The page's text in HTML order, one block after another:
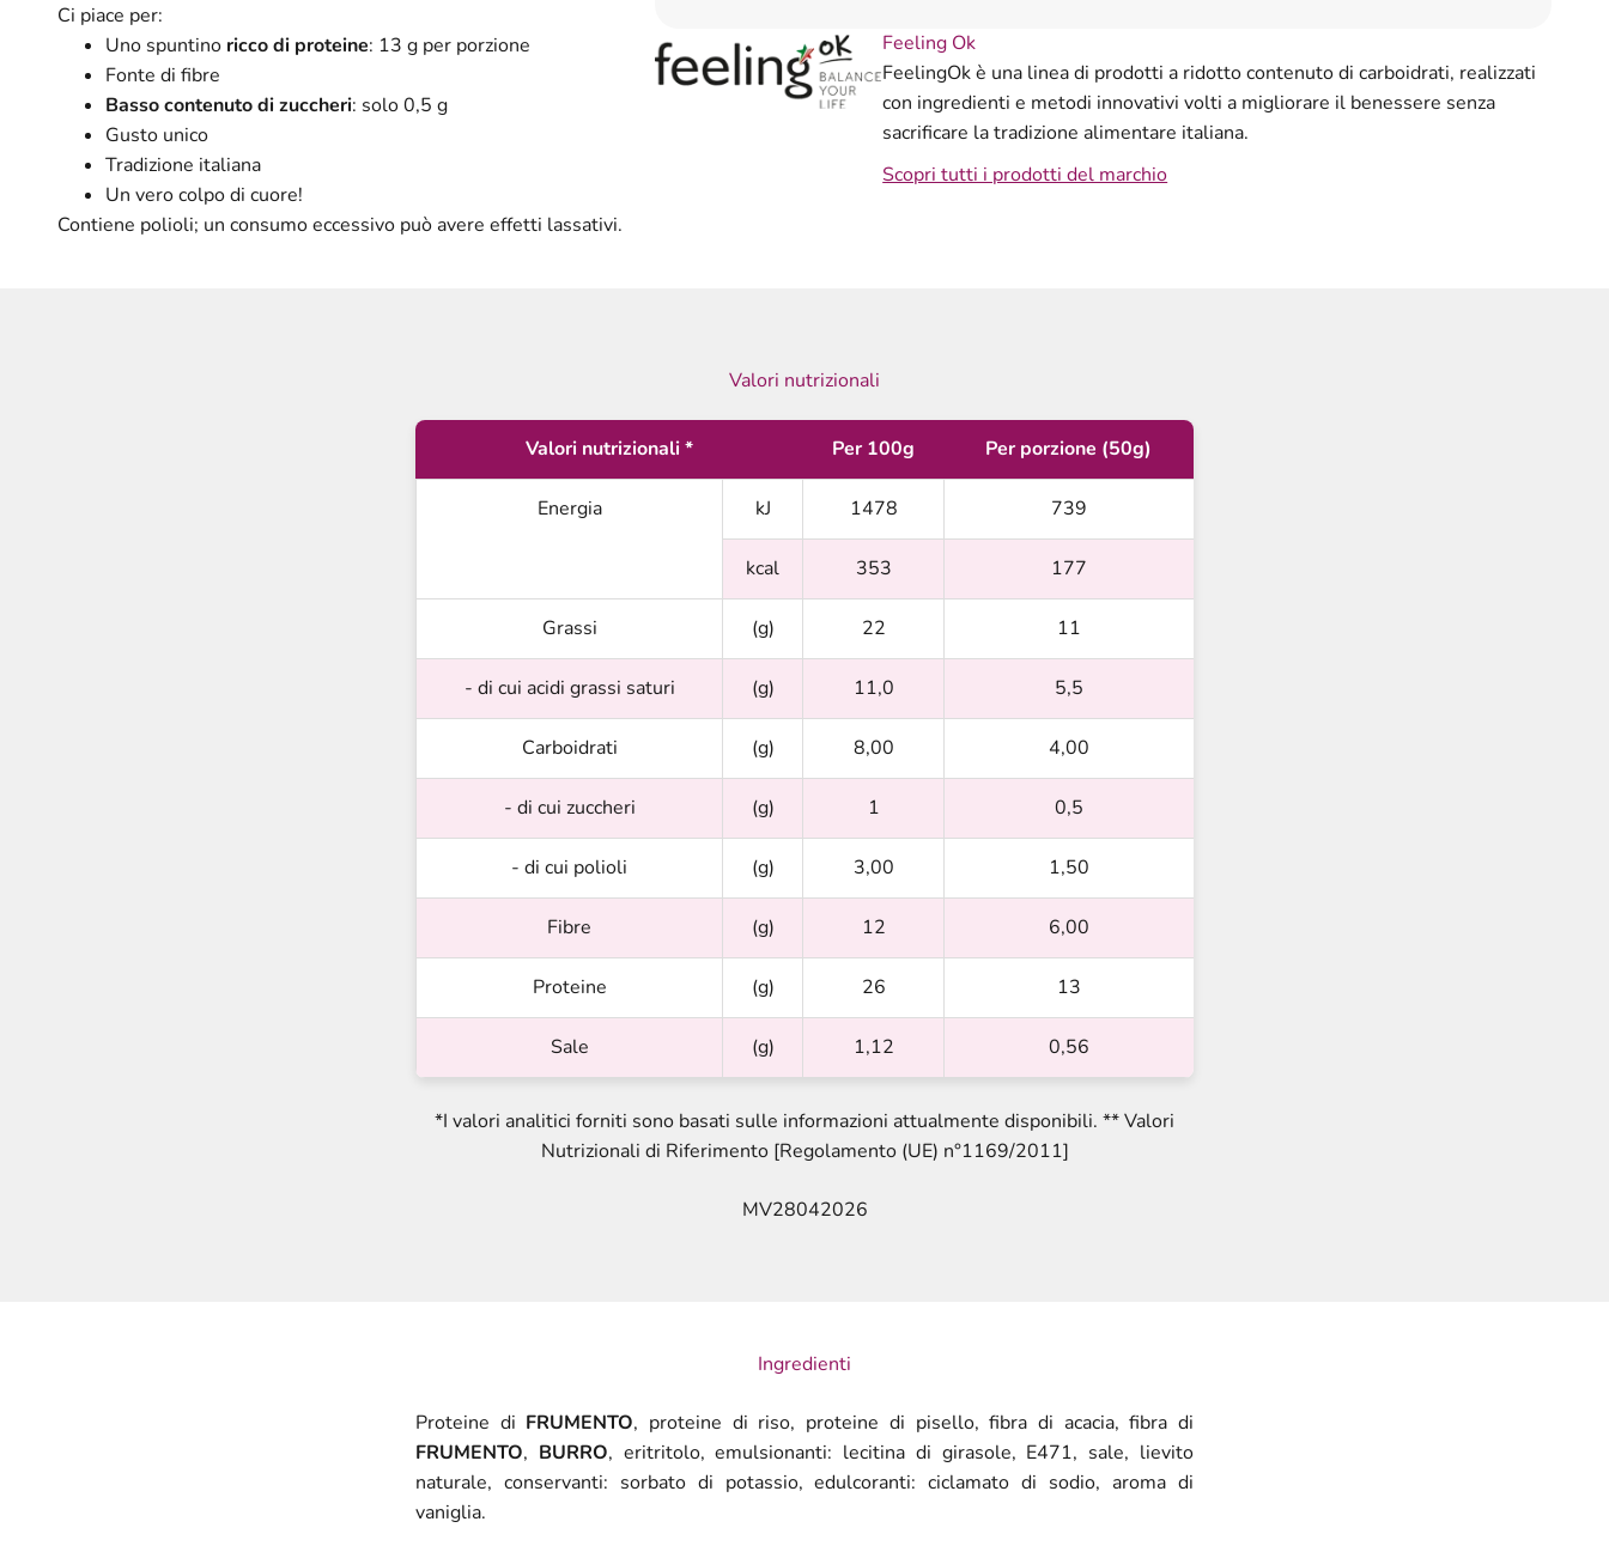
Ci piace per:
Uno spuntino ricco di proteine: 13 g per porzione
Fonte di fibre
Basso contenuto di zuccheri: solo 0,5 g
Gusto unico
Tradizione italiana
Un vero colpo di cuore!
Contiene polioli; un consumo eccessivo può avere effetti lassativi.
Feeling Ok
FeelingOk è una linea di prodotti a ridotto contenuto di carboidrati, realizzati
con ingredienti e metodi innovativi volti a migliorare il benessere senza
sacrificare la tradizione alimentare italiana.
Scopri tutti i prodotti del marchio
Valori nutrizionali
Valori nutrizionali * Per 100g Per porzione (50g)
Energia kJ 1478 739
kcal 353 177
Grassi (g) 22 11
- di cui acidi grassi saturi (g) 11,0 5,5
Carboidrati (g) 8,00 4,00
- di cui zuccheri (g) 1 0,5
- di cui polioli (g) 3,00 1,50
Fibre (g) 12 6,00
Proteine (g) 26 13
Sale (g) 1,12 0,56
*I valori analitici forniti sono basati sulle informazioni attualmente disponibili. ** Valori
Nutrizionali di Riferimento [Regolamento (UE) n°1169/2011]
MV28042026
Ingredienti
Proteine di FRUMENTO, proteine di riso, proteine di pisello, fibra di acacia, fibra di
FRUMENTO, BURRO, eritritolo, emulsionanti: lecitina di girasole, E471, sale, lievito
naturale, conservanti: sorbato di potassio, edulcoranti: ciclamato di sodio, aroma di
vaniglia.